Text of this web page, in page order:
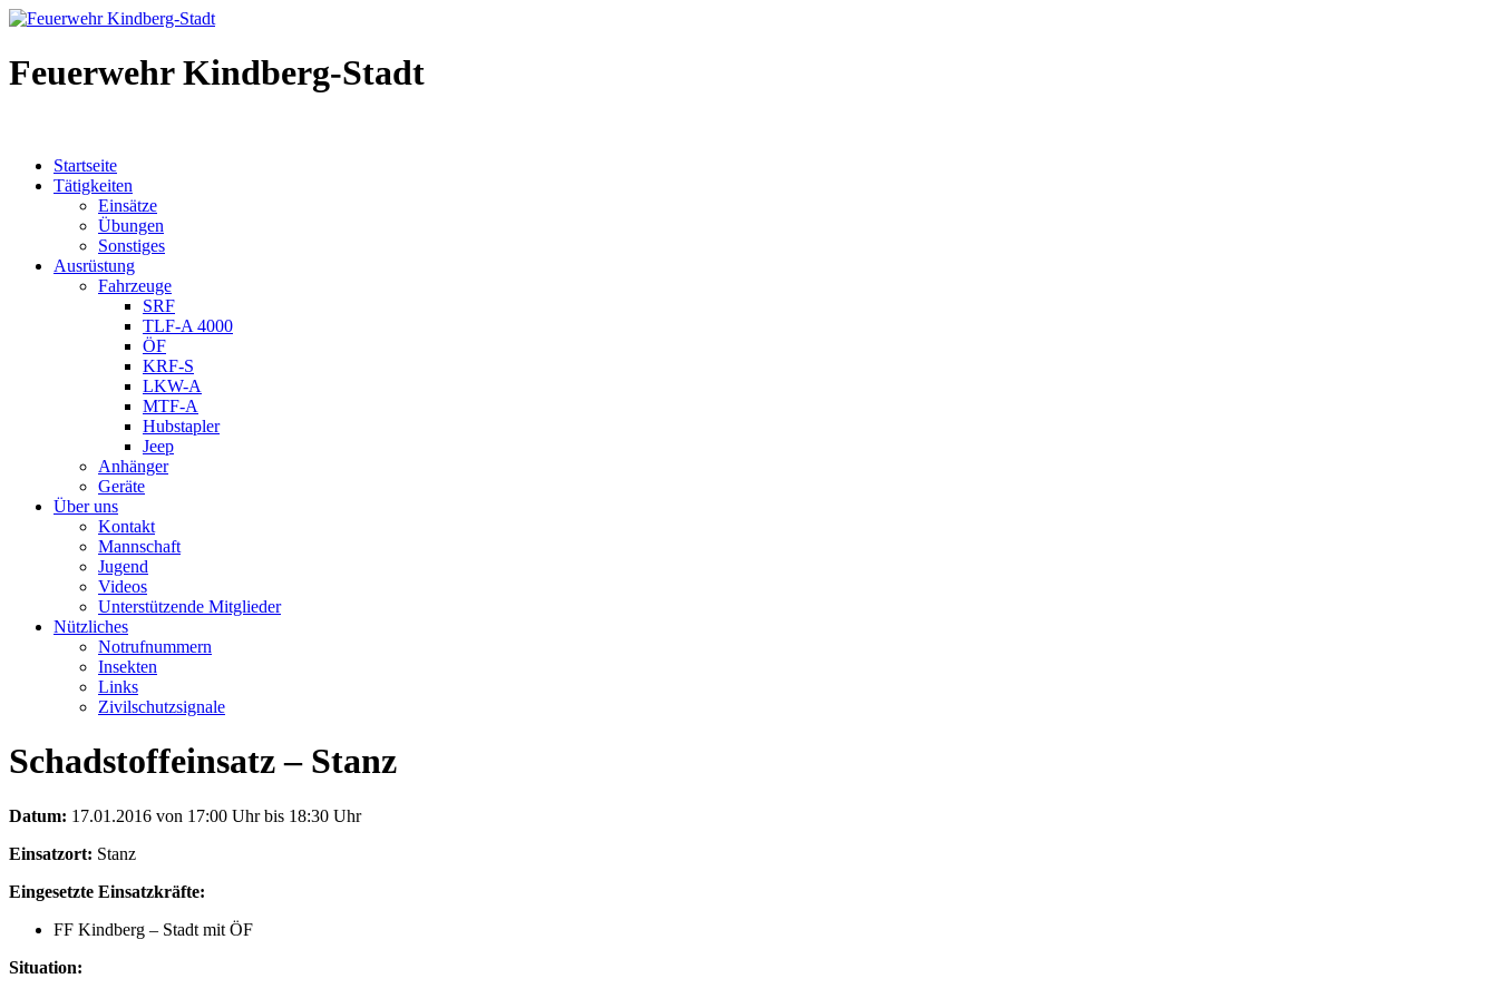
Feuerwehr Kindberg-Stadt
Startseite
Tätigkeiten
Einsätze
Übungen
Sonstiges
Ausrüstung
Fahrzeuge
SRF
TLF-A 4000
ÖF
KRF-S
LKW-A
MTF-A
Hubstapler
Jeep
Anhänger
Geräte
Über uns
Kontakt
Mannschaft
Jugend
Videos
Unterstützende Mitglieder
Nützliches
Notrufnummern
Insekten
Links
Zivilschutzsignale
Schadstoffeinsatz – Stanz
Datum: 17.01.2016 von 17:00 Uhr bis 18:30 Uhr
Einsatzort: Stanz
Eingesetzte Einsatzkräfte:
FF Kindberg – Stadt mit ÖF
Situation: